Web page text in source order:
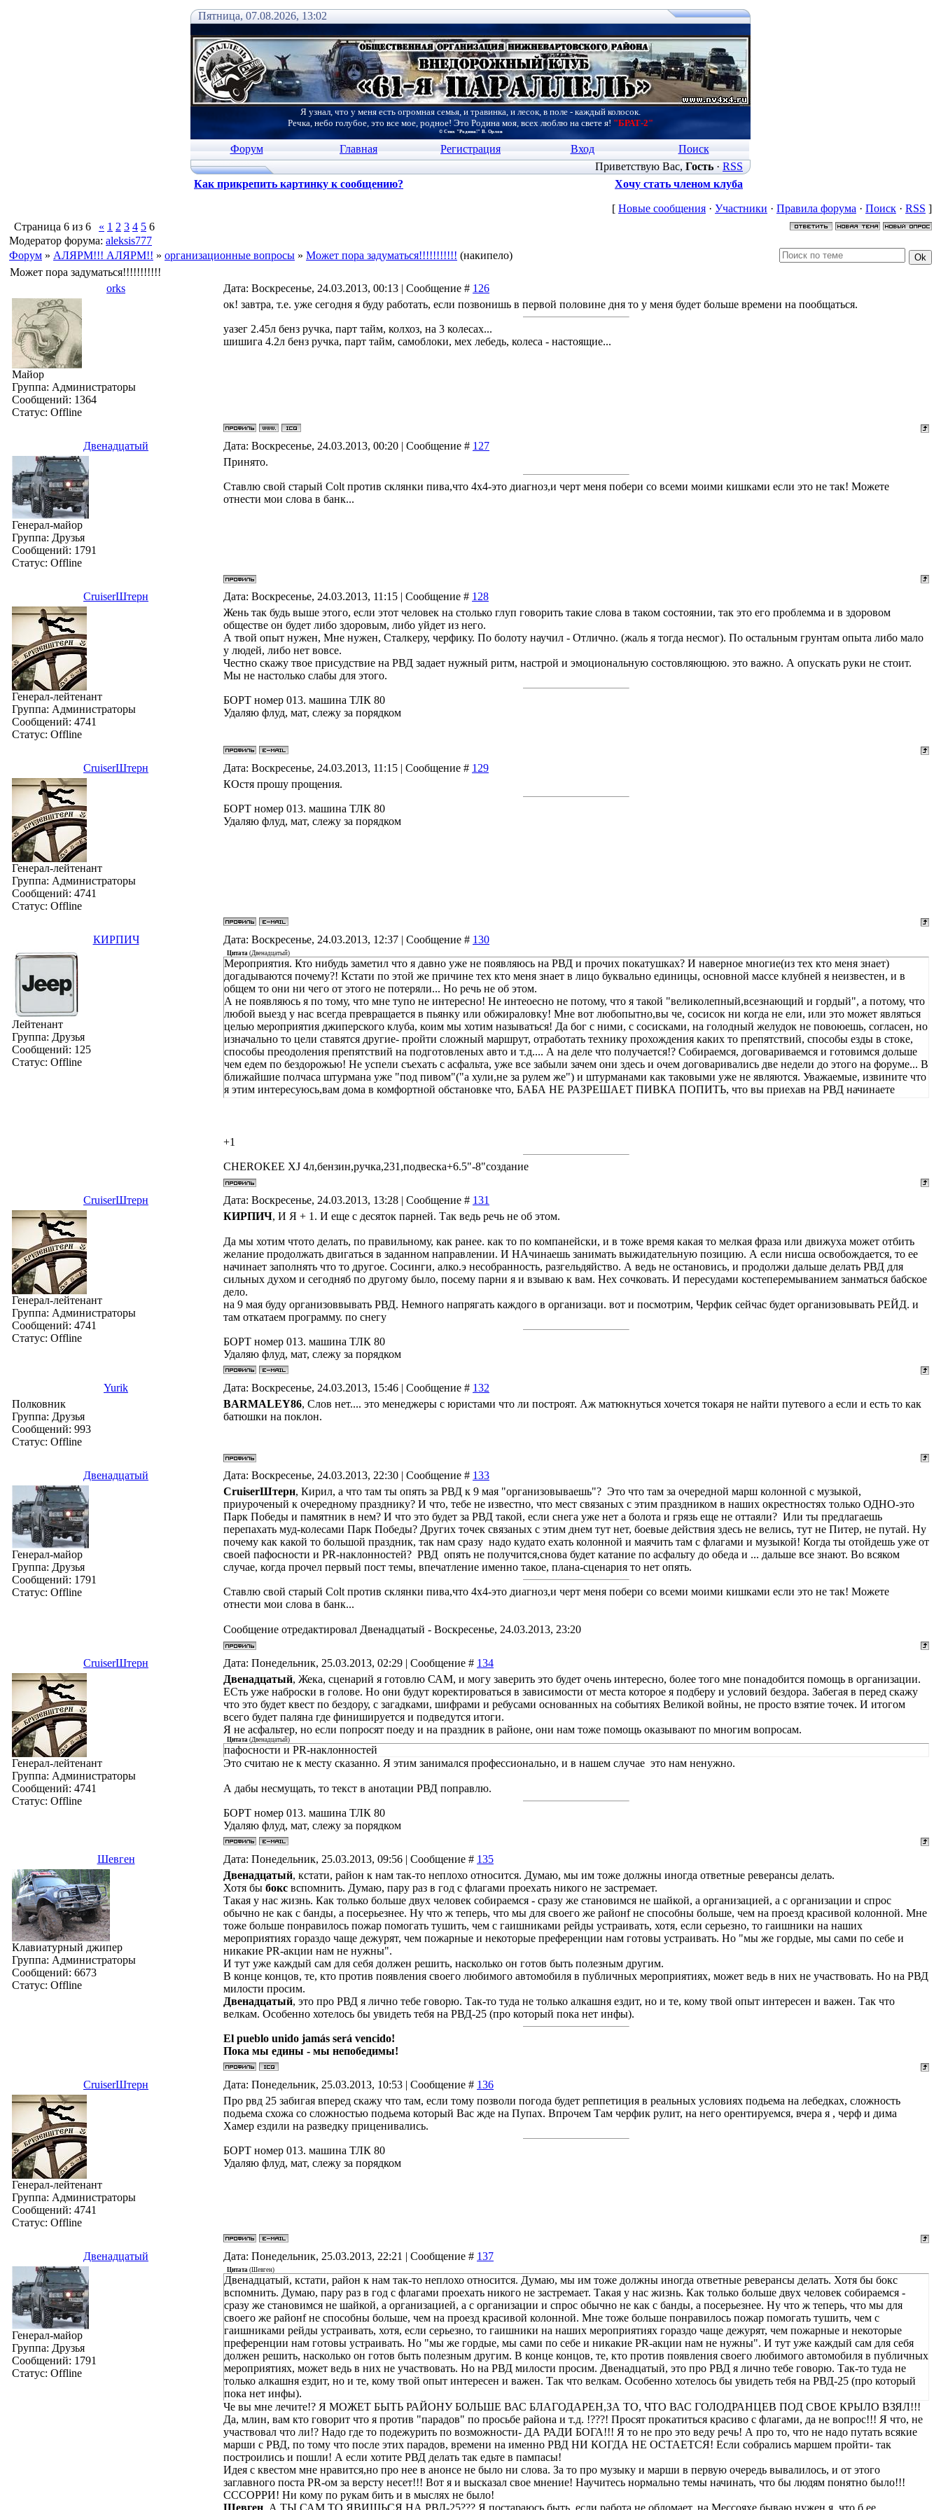
Пятница, 07.08.2026, 13:02
Я узнал, что у меня есть огромная семья, и травинка, и лесок, в поле - каждый колосок.
Речка, небо голубое, это все мое, родное! Это Родина моя, всех люблю на свете я! "БРАТ-2"
© Стих "Родина!" В. Орлов
Форум Главная Регистрация Вход
Поиск
Приветствую Вас, Гость· RSS
Как прикрепить картинку к сообщению?
Хочу стать членом клуба
[ Новые сообщения · Участники · Правила форума · Поиск · RSS ]
Страница 6 из 6 « 1 2 3 4 5 6
Модератор форума: aleksis777
Форум » АЛЯРМ!!! АЛЯРМ!! » организационные вопросы » Может пора задуматься!!!!!!!!!!! (накипело)
Может пора задуматься!!!!!!!!!!!
orks
Дата: Воскресенье, 24.03.2013, 00:13 | Сообщение # 126
Майор
Группа: Администраторы
Сообщений: 1364
Статус: Offline
ок! завтра, т.е. уже сегодня я буду работать, если позвонишь в первой половине дня то у меня будет больше времени на пообщаться.
уазег 2.45л бенз ручка, парт тайм, колхоз, на 3 колесах...
шишига 4.2л бенз ручка, парт тайм, самоблоки, мех лебедь, колеса - настоящие...
Двенадцатый Дата: Воскресенье, 24.03.2013, 00:20 | Сообщение # 127
Генерал-майор
Группа: Друзья
Сообщений: 1791
Статус: Offline
Принято.
Ставлю свой старый Colt против склянки пива,что 4х4-это диагноз,и черт меня побери со всеми моими кишками если это не так! Можете
отнести мои слова в банк...
СruiserШтерн Дата: Воскресенье, 24.03.2013, 11:15 | Сообщение # 128
Генерал-лейтенант
Группа: Администраторы
Сообщений: 4741
Статус: Offline
Жень так будь выше этого, если этот человек на столько глуп говорить такие слова в таком состоянии, так это его проблемма и в здоровом
обществе он будет либо здоровым, либо уйдет из него.
А твой опыт нужен, Мне нужен, Сталкеру, черфику. По болоту научил - Отлично. (жаль я тогда несмог). По остальным грунтам опыта либо мало
у людей, либо нет вовсе.
Честно скажу твое присудствие на РВД задает нужный ритм, настрой и эмоциональную состовляющюю. это важно. А опускать руки не стоит.
Мы не настолько слабы для этого.
БОРТ номер 013. машина ТЛК 80
Удаляю флуд, мат, слежу за порядком
СruiserШтерн Дата: Воскресенье, 24.03.2013, 11:15 | Сообщение # 129
Генерал-лейтенант
Группа: Администраторы
Сообщений: 4741
Статус: Offline
КОстя прошу прощения.
БОРТ номер 013. машина ТЛК 80
Удаляю флуд, мат, слежу за порядком
КИРПИЧ Дата: Воскресенье, 24.03.2013, 12:37 | Сообщение # 130
Лейтенант
Группа: Друзья
Сообщений: 125
Статус: Offline
Цитата (Двенадцатый)
Мероприятия. Кто нибудь заметил что я давно уже не появляюсь на РВД и прочих покатушках? И наверное многие(из тех кто меня знает)
догадываются почему?! Кстати по этой же причине тех кто меня знает в лицо буквально единицы, основной массе клубней я неизвестен, и в
общем то они ни чего от этого не потеряли... Но речь не об этом.
А не появляюсь я по тому, что мне тупо не интересно! Не интеоесно не потому, что я такой "великолепный,всезнающий и гордый", а потому, что
любой выезд у нас всегда превращается в пьянку или обжираловку! Мне вот любопытно,вы че, сосисок ни когда не ели, или это может являться
целью мероприятия джиперского клуба, коим мы хотим называться! Да бог с ними, с сосисками, на голодный желудок не повоюешь, согласен, но
изначально то цели ставятся другие- пройти сложный маршрут, отработать технику прохождения каких то препятствий, способы езды в стоке,
способы преодоления препятствий на подготовленых авто и т.д.... А на деле что получается!? Собираемся, договариваемся и готовимся дольше
чем едем по бездорожью! Не успели съехать с асфальта, уже все забыли зачем они здесь и очем договаривались две недели до этого на форуме... В
ближайшие полчаса штурмана уже "под пивом"("а хули,не за рулем же") и штурманами как таковыми уже не являются. Уважаемые, извините что
я этим интересуюсь,вам дома в комфортной обстановке что, БАБА НЕ РАЗРЕШАЕТ ПИВКА ПОПИТЬ, что вы приехав на РВД начинаете
Организации ни какой,по этому и бардак...
А клуб ли это вообще!? Так со стороны посмотришь, это скорее интернет-сообщество какое то!!! Самые востребованые темы- "купипродайство",
"че в мире делается","видеотекстовые приколюхи". ЭТО ЧТО ЗА "ТвиттерноВконтактныеОднокласники" такие собрались!? Откуда набралось
это сборище беременных отчаянных домохозяек пенсионного возраста!? Кто вообще допускает появление подобных тем на техническом
форуме??? За то в части устройства своего автомобиля,простой вопрос почти любого поставит в тупик,а произвести простейшие регулировки
своими руками вообще способны единицы, вот это да!!! Вот это участники технического форума и настоящие джиперы!!! За то пофлудить в
Еще прикол нашего клуба- если человек, по какой либо причине, не имеет возможности выхода в интернет, то о нем ни кто не вспомнит и он ни
когда, ни от кого не узнает о делах и жизни клуба, о готовящихся мероприятиях и т.д. Если и позвонит кто то,то только тогда, когда ты очень
нужен(например ступицу отрегулировать), а о том что , оказывается, было празднование ДНЯ РОЖДЕНИЯ КЛУБА или СОБИРАЛОСЬ
КЛУБНОЕ СОБРАНИЕ ты узнаешь только через месяц,когда заберешь из ремонта свой ноутбук! И что,скажите мне, это джиперский клуб? ДА
НАФИГ ОН МНЕ НУЖЕН! Вопрос о членстве в нем давно уже повис в моем сознании,по этому и по членским взносам я один из самых первых
должников...
Прав Флагоносец, джиперов не осталось почти... Кисло все...
И на вопрос-ЧТО ДЕЛАТЬ? уже много раз отвечалось, и примеры были... Да видимо не нужно это людям, тогда не понятно зачем они сюда
приходят!? Даже те кто приходит с правильным настроем, потом превращаются в типового интернет-джипера, как буд то его система
перенастраивает... Грустно.
+1
CHEROKEE XJ 4л,бензин,ручка,231,подвеска+6.5"-8"создание
СruiserШтерн Дата: Воскресенье, 24.03.2013, 13:28 | Сообщение # 131
Генерал-лейтенант
Группа: Администраторы
Сообщений: 4741
Статус: Offline
КИРПИЧ, И Я + 1. И еще с десяток парней. Так ведь речь не об этом.
Да мы хотим чтото делать, по правильному, как ранее. как то по компанейски, и в тоже время какая то мелкая фраза или движуха может отбить
желание продолжать двигаться в заданном направлении. И НАчинаешь занимать выжидательную позицию. А если нисша освобождается, то ее
начинает заполнять что то другое. Сосинги, алко.э несобранность, разгельдяйство. А ведь не остановись, и продолжи дальше делать РВД для
сильных духом и сегодняб по другому было, посему парни я и взываю к вам. Нех сочковать. И пересудами костеперемыванием занматься бабское
дело.
на 9 мая буду организоввывать РВД. Немного напрягать каждого в организаци. вот и посмотрим, Черфик сейчас будет организовывать РЕЙД. и
там откатаем программу. по снегу
БОРТ номер 013. машина ТЛК 80
Удаляю флуд, мат, слежу за порядком
Yurik Дата: Воскресенье, 24.03.2013, 15:46 | Сообщение # 132
Полковник
Группа: Друзья
Сообщений: 993
Статус: Offline
BARMALEY86, Слов нет.... это менеджеры с юристами что ли построят. Аж матюкнуться хочется токаря не найти путевого а если и есть то как
батюшки на поклон.
Двенадцатый Дата: Воскресенье, 24.03.2013, 22:30 | Сообщение # 133
Генерал-майор
Группа: Друзья
Сообщений: 1791
Статус: Offline
СruiserШтерн, Кирил, а что там ты опять за РВД к 9 мая "организовываешь"? Это что там за очередной марш колонной с музыкой,
приуроченый к очередному празднику? И что, тебе не известно, что мест связаных с этим праздником в наших окрестностях только ОДНО-это
Парк Победы и памятник в нем? И что это будет за РВД такой, если снега уже нет а болота и грязь еще не оттаяли? Или ты предлагаешь
перепахать муд-колесами Парк Победы? Других точек связаных с этим днем тут нет, боевые действия здесь не велись, тут не Питер, не путай. Ну
почему как какой то большой праздник, так нам сразу надо кудато ехать колонной и маячить там с флагами и музыкой! Когда ты отойдешь уже от
своей пафосности и PR-наклонностей? РВД опять не получится,снова будет катание по асфальту до обеда и ... дальше все знают. Во всяком
случае, когда прочел первый пост темы, впечатление именно такое, плана-сценария то нет опять.
Ставлю свой старый Colt против склянки пива,что 4х4-это диагноз,и черт меня побери со всеми моими кишками если это не так! Можете
отнести мои слова в банк...
Сообщение отредактировал Двенадцатый - Воскресенье, 24.03.2013, 23:20
СruiserШтерн Дата: Понедельник, 25.03.2013, 02:29 | Сообщение # 134
Генерал-лейтенант
Группа: Администраторы
Сообщений: 4741
Статус: Offline
Двенадцатый, Жека, сценарий я готовлю САМ, и могу заверить это будет очень интересно, более того мне понадобится помощь в организации.
ЕСть уже наброски в голове. Но они будут коректироваться в зависимости от места которое я подберу и условий бездора. Забегая в перед скажу
что это будет квест по бездору, с загадками, шифрами и ребусами основанных на событиях Великой войны, не просто взятие точек. И итогом
всего будет паляна где финишируется и подведутся итоги.
Я не асфальтер, но если попросят поеду и на праздник в районе, они нам тоже помощь оказывают по многим вопросам.
Цитата (Двенадцатый)
пафосности и PR-наклонностей
Это считаю не к месту сказанно. Я этим занимался профессионально, и в нашем случае это нам ненужно.
А дабы несмущать, то текст в анотации РВД поправлю.
БОРТ номер 013. машина ТЛК 80
Удаляю флуд, мат, слежу за порядком
Шевген Дата: Понедельник, 25.03.2013, 09:56 | Сообщение # 135
Клавиатурный джипер
Группа: Администраторы
Сообщений: 6673
Статус: Offline
Двенадцатый, кстати, район к нам так-то неплохо относится. Думаю, мы им тоже должны иногда ответные реверансы делать.
Хотя бы бокс вспомнить. Думаю, пару раз в год с флагами проехать никого не застремает.
Такая у нас жизнь. Как только больше двух человек собираемся - сразу же становимся не шайкой, а организацией, а с организации и спрос
обычно не как с банды, а посерьезнее. Ну что ж теперь, что мы для своего же районf не способны больше, чем на проезд красивой колонной. Мне
тоже больше понравилось пожар помогать тушить, чем с гаишниками рейды устраивать, хотя, если серьезно, то гаишники на наших
мероприятиях гораздо чаще дежурят, чем пожарные и некоторые преференции нам готовы устраивать. Но "мы же гордые, мы сами по себе и
никакие PR-акции нам не нужны".
И тут уже каждый сам для себя должен решить, насколько он готов быть полезным другим.
В конце концов, те, кто против появления своего любимого автомобиля в публичных мероприятиях, может ведь в них не участвовать. Но на РВД
милости просим.
Двенадцатый, это про РВД я лично тебе говорю. Так-то туда не только алкашня ездит, но и те, кому твой опыт интересен и важен. Так что
велкам. Особенно хотелось бы увидеть тебя на РВД-25 (про который пока нет инфы).
El pueblo unido jamás será vencido!
Пока мы едины - мы непобедимы!
СruiserШтерн Дата: Понедельник, 25.03.2013, 10:53 | Сообщение # 136
Генерал-лейтенант
Группа: Администраторы
Сообщений: 4741
Статус: Offline
Про рвд 25 забигая вперед скажу что там, если тому позволи погода будет реппетиция в реальных условиях подьема на лебедках, сложность
подьема схожа со сложностью подьема который Вас жде на Пупах. Впрочем Там черфик рулит, на него орентируемся, вчера я , черф и дима
Хамер ездили на разведку приценивались.
БОРТ номер 013. машина ТЛК 80
Удаляю флуд, мат, слежу за порядком
Двенадцатый Дата: Понедельник, 25.03.2013, 22:21 | Сообщение # 137
Генерал-майор
Группа: Друзья
Сообщений: 1791
Статус: Offline
Цитата (Шевген)
Двенадцатый, кстати, район к нам так-то неплохо относится. Думаю, мы им тоже должны иногда ответные реверансы делать. Хотя бы бокс
вспомнить. Думаю, пару раз в год с флагами проехать никого не застремает. Такая у нас жизнь. Как только больше двух человек собираемся -
сразу же становимся не шайкой, а организацией, а с организации и спрос обычно не как с банды, а посерьезнее. Ну что ж теперь, что мы для
своего же районf не способны больше, чем на проезд красивой колонной. Мне тоже больше понравилось пожар помогать тушить, чем с
гаишниками рейды устраивать, хотя, если серьезно, то гаишники на наших мероприятиях гораздо чаще дежурят, чем пожарные и некоторые
преференции нам готовы устраивать. Но "мы же гордые, мы сами по себе и никакие PR-акции нам не нужны". И тут уже каждый сам для себя
должен решить, насколько он готов быть полезным другим. В конце концов, те, кто против появления своего любимого автомобиля в публичных
мероприятиях, может ведь в них не участвовать. Но на РВД милости просим. Двенадцатый, это про РВД я лично тебе говорю. Так-то туда не
только алкашня ездит, но и те, кому твой опыт интересен и важен. Так что велкам. Особенно хотелось бы увидеть тебя на РВД-25 (про который
пока нет инфы).
Че вы мне лечите!? Я МОЖЕТ БЫТЬ РАЙОНУ БОЛЬШЕ ВАС БЛАГОДАРЕН,ЗА ТО, ЧТО ВАС ГОЛОДРАНЦЕВ ПОД СВОЕ КРЫЛО ВЗЯЛ!!!
Да, млин, вам кто говорит что я против "парадов" по просьбе района и т.д. !???! Просят прокатиться красиво с флагами, да не вопрос!!! Я что, не
участвовал что ли!? Надо где то подежурить по возможности- ДА РАДИ БОГА!!! Я то не про это веду речь! А про то, что не надо путать всякие
марши с РВД, по тому что после этих парадов, времени на именно РВД НИ КОГДА НЕ ОСТАЕТСЯ! Если собрались маршем пройти- так
построились и пошли! А если хотите РВД делать так едьте в пампасы!
Идея с квестом мне нравится,но про нее в анонсе не было ни слова. За то про музыку и марши в первую очередь вывалилось, и от этого
заглавного поста PR-ом за версту несет!!! Вот я и высказал свое мнение! Научитесь нормально темы начинать, что бы людям понятно было!!!
СССОРРИ! Ни кому по рукам бить и в мыслях не было!
Шевген , А ТЫ САМ ТО ЯВИШЬСЯ НА РВД-25??? Я постараюсь быть, если работа не обломает, на Мессояхе бываю нужен я, что б ее...